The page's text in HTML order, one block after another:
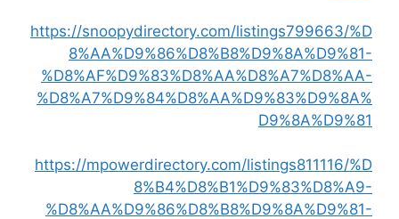
https://snoopydirectory.com/listings799663/%D
8%AA%D9%86%D8%B8%D9%8A%D9%81-
%D8%AF%D9%83%D8%AA%D8%A7%D8%AA-
%D8%A7%D9%84%D8%AA%D9%83%D9%8A%
D9%8A%D9%81
https://mpowerdirectory.com/listings811116/%D
8%B4%D8%B1%D9%83%D8%A9-
%D8%AA%D9%86%D8%B8%D9%8A%D9%81-